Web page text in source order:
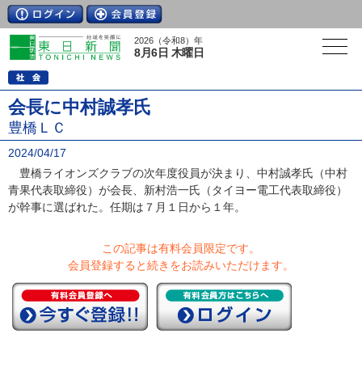
2026（令和8）年
8月6日 木曜日
会長に中村誠孝氏
豊橋ＬＣ
2024/04/17
豊橋ライオンズクラブの次年度役員が決まり、中村誠孝氏（中村
青果代表取締役）が会長、新村浩一氏（タイヨー電工代表取締役）
が幹事に選ばれた。任期は７月１日から１年。
この記事は有料会員限定です。
会員登録すると続きをお読みいただけます。